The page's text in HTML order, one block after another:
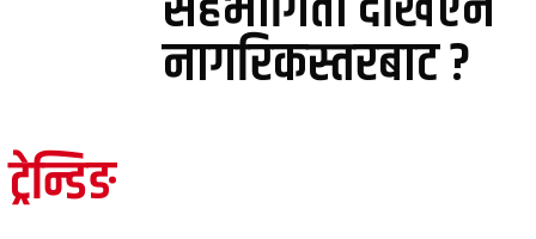
नागरिकस्तरबाट ?
ट्रेन्डिङ